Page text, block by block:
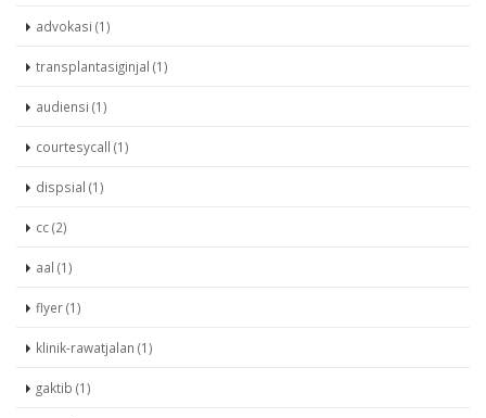
advokasi (1)
transplantasiginjal (1)
audiensi (1)
courtesycall (1)
dispsial (1)
cc (2)
aal (1)
flyer (1)
klinik-rawatjalan (1)
gaktib (1)